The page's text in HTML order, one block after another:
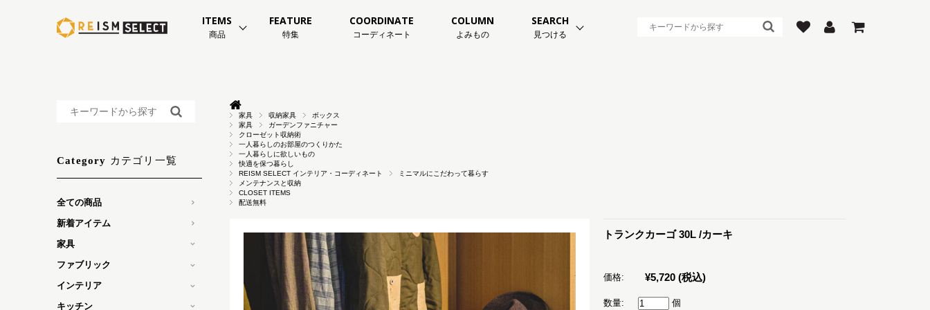
ITEMS
商品
FEATURE
特集
COORDINATE
コーディネート
COLUMN
よみもの
SEARCH
見つける
家具 収納家具
ボックス
家具
ガーデンファニチャー
クローゼット収納術
一人暮らしのお部屋のつくりかた
一人暮らしに欲しいもの
快適を保つ暮らし
REISM SELECT インテリア・コーディネート
ミニマルにこだわって暮らす
メンテナンスと収納
CLOSET ITEMS
配送無料
トランクカーゴ 30L /カーキ
価格: ¥5,720 (税込)
数量: 個
Category カテゴリ一覧
全ての商品
新着アイテム
家具
ファブリック
インテリア
キッチン